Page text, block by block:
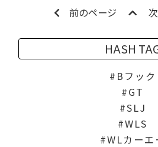
前のページ
HASH
Bフック
GT
SLJ
WLS
WLカーエ